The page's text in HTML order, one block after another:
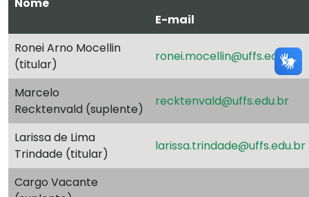
E-mail
Ronei Arno Mocellin
(titular)
ronei.mocellin@uffs.edu.br
Marcelo
Recktenvald (suplente)
recktenvald@uffs.edu.br
Larissa de Lima
Trindade (titular)
larissa.trindade@uffs.edu.br
Cargo Vacante